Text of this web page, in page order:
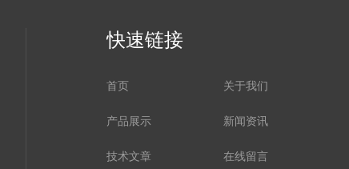
快速链接
首页 关于我们
产品展示 新闻资讯
技术文章 在线留言